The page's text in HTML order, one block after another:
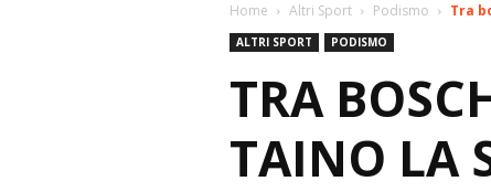
Home Altri Sport Podismo Tra
ALTRI SPORT PODISMO
TRA
TAINO LA